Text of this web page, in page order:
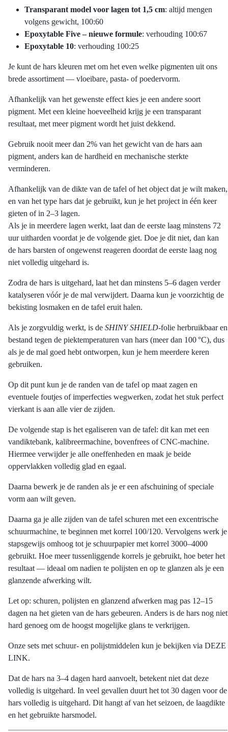
Transparant model voor lagen tot 1,5 cm: altijd mengen
volgens gewicht, 100:60
Epoxytable Five – nieuwe formule: verhouding 100:67
Epoxytable 10: verhouding 100:25
Je kunt de hars kleuren met om het even welke pigmenten uit ons
brede assortiment — vloeibare, pasta- of poedervorm.
Afhankelijk van het gewenste effect kies je een andere soort
pigment. Met een kleine hoeveelheid krijg je een transparant
resultaat, met meer pigment wordt het juist dekkend.
Gebruik nooit meer dan 2% van het gewicht van de hars aan
pigment, anders kan de hardheid en mechanische sterkte
verminderen.
Afhankelijk van de dikte van de tafel of het object dat je wilt maken,
en van het type hars dat je gebruikt, kun je het project in één keer
gieten of in 2–3 lagen.
Als je in meerdere lagen werkt, laat dan de eerste laag minstens 72
uur uitharden voordat je de volgende giet. Doe je dit niet, dan kan
de hars barsten of ongewenst reageren doordat de eerste laag nog
niet volledig uitgehard is.
Zodra de hars is uitgehard, laat het dan minstens 5–6 dagen verder
katalyseren vóór je de mal verwijdert. Daarna kun je voorzichtig de
bekisting losmaken en de tafel eruit halen.
Als je zorgvuldig werkt, is de SHINY SHIELD-folie herbruikbaar en
bestand tegen de piektemperaturen van hars (meer dan 100 °C), dus
als je de mal goed hebt ontworpen, kun je hem meerdere keren
gebruiken.
Op dit punt kun je de randen van de tafel op maat zagen en
eventuele foutjes of imperfecties wegwerken, zodat het stuk perfect
vierkant is aan alle vier de zijden.
De volgende stap is het egaliseren van de tafel: dit kan met een
vandiktebank, kalibreermachine, bovenfrees of CNC-machine.
Hiermee verwijder je alle oneffenheden en maak je beide
oppervlakken volledig glad en egaal.
Daarna bewerk je de randen als je er een afschuining of speciale
vorm aan wilt geven.
Daarna ga je alle zijden van de tafel schuren met een excentrische
schuurmachine, te beginnen met korrel 100/120. Vervolgens werk je
stapsgewijs omhoog tot je schuurpapier met korrel 3000–4000
gebruikt. Hoe meer tussenliggende korrels je gebruikt, hoe beter het
resultaat — ideaal om nadien te polijsten en op te glanzen als je een
glanzende afwerking wilt.
Let op: schuren, polijsten en glanzend afwerken mag pas 12–15
dagen na het gieten van de hars gebeuren. Anders is de hars nog niet
hard genoeg om de hoogst mogelijke glans te verkrijgen.
Onze sets met schuur- en polijstmiddelen kun je bekijken via DEZE
LINK.
Dat de hars na 3–4 dagen hard aanvoelt, betekent niet dat deze
volledig is uitgehard. In veel gevallen duurt het tot 30 dagen voor de
hars volledig is uitgehard. Dit hangt af van het seizoen, de laagdikte
en het gebruikte harsmodel.